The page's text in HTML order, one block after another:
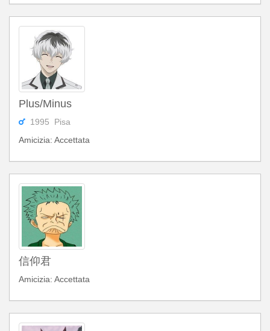
Plus/Minus
1995 Pisa
Amicizia: Accettata
信仰君
Amicizia: Accettata